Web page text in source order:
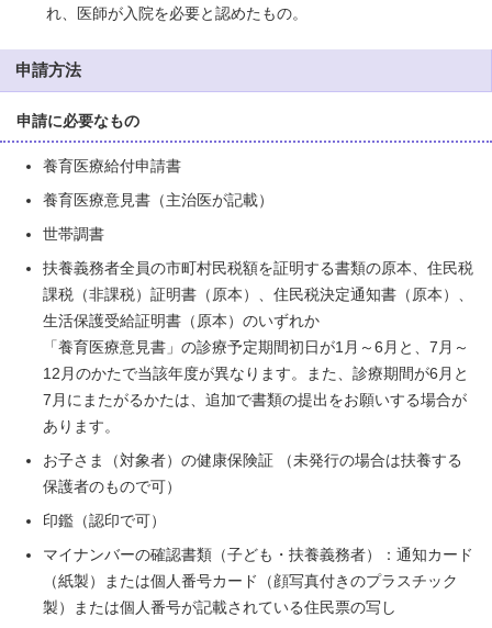
れ、医師が入院を必要と認めたもの。
申請方法
申請に必要なもの
養育医療給付申請書
養育医療意見書（主治医が記載）
世帯調書
扶養義務者全員の市町村民税額を証明する書類の原本、住民税
課税（非課税）証明書（原本）、住民税決定通知書（原本）、
生活保護受給証明書（原本）のいずれか
「養育医療意見書」の診療予定期間初日が1月～6月と、7月～
12月のかたで当該年度が異なります。また、診療期間が6月と
7月にまたがるかたは、追加で書類の提出をお願いする場合が
あります。
お子さま（対象者）の健康保険証 （未発行の場合は扶養する
保護者のもので可）
印鑑（認印で可）
マイナンバーの確認書類（子ども・扶養義務者）：通知カード
（紙製）または個人番号カード（顔写真付きのプラスチック
製）または個人番号が記載されている住民票の写し